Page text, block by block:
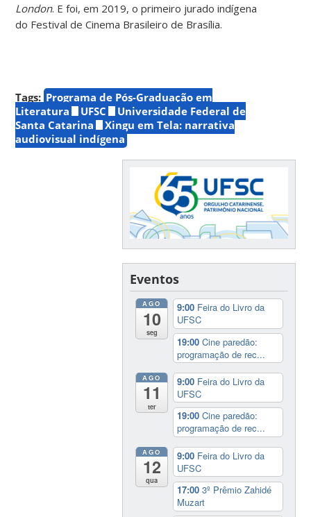
London. E foi, em 2019, o primeiro jurado indígena
do Festival de Cinema Brasileiro de Brasília.
Tags: Programa de Pós-Graduação em
Literatura
UFSC
Universidade Federal de
Santa Catarina
Xingu em Tela: narrativa
audiovisual indígena
Eventos
AGO
10
seg
9:00 Feira do Livro da
UFSC
19:00Cine paredão:
programação de rec...
AGO
11
ter
9:00 Feira do Livro da
UFSC
19:00Cine paredão:
programação de rec...
AGO
12
qua
9:00 Feira do Livro da
UFSC
17:003º Prêmio Zahidé
Muzart